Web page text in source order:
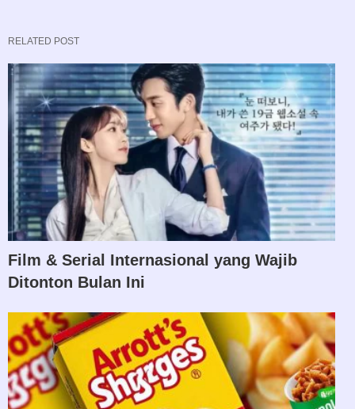
RELATED POST
Film & Serial Internasional yang Wajib
Ditonton Bulan Ini